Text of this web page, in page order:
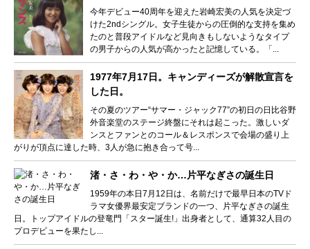
今年デビュー40周年を迎えた岩崎宏美の人気を決定づ
けた2ndシングル。女子生徒からの圧倒的な支持を集め
たのと普段アイドルなど見向きもしないようなタイプ
の男子からの人気が高かったと記憶している。「...
1977年7月17日。キャンディーズが解散宣言を
した日。
その夏のツアー“サマー・ジャック77”の初日の日比谷野
外音楽堂のステージ終盤にそれは起こった。激しいダ
ンスとファンとのコール＆レスポンスで会場の盛り上
がりが頂点に達した時、3人が急に抱き合って号...
渚・さ・わ・や・か…片平なぎさの誕生日
1959年の本日7月12日は、名前だけで最早日本のTVド
ラマ女優界最安定ブランドの一つ、片平なぎさの誕生
日。トップアイドルの登竜門「スター誕生!」出身者として、通算32人目の
プロデビューを果たし...